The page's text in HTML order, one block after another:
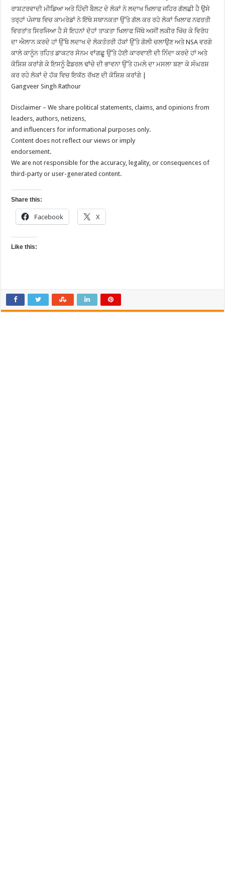
ਰਾਸ਼ਟਰਵਾਦੀ ਮੀਡਿਆ ਅਤੇ ਹਿੰਦੀ ਬੈਲਟ ਦੇ ਲੋਕਾਂ ਨੇ ਲਦਾਖ ਖਿਲਾਫ ਜਹਿਰ ਗੱਲਛੀ ਹੈ ਉਸੇ
ਤਰ੍ਹਾਂ ਪੰਜਾਬ ਵਿਚ ਕਾਮਰੇਡਾਂ ਨੇ ਇੱਥੇ ਸਥਾਨਕਤਾ ਉੱਤੇ ਗੱਲ ਕਰ ਰਹੇ ਲੋਕਾਂ ਖਿਲਾਫ ਨਫਰਤੀ
ਵਿਰਤਾਂਤ ਸਿਰਜਿਆ ਹੈ ਸੋ ਇਹਨਾਂ ਦੋਹਾਂ ਤਾਕਤਾ ਖਿਲਾਫ ਜਿੱਥੇ ਅਸੀਂ ਲਕੀਰ ਖਿੱਚ ਕੇ ਵਿਰੋਧ
ਦਾ ਐਲਾਨ ਕਰਦੇ ਹਾਂ ਉੱਥੇ ਲਦਾਖ ਦੇ ਲੋਕਤੰਤਰੀ ਹੱਕਾਂ ਉੱਤੇ ਗੋਲੀ ਚਲਾਉਣ ਅਤੇ NSA ਵਰਗੇ
ਕਾਲੇ ਕਾਨੂੰਨ ਤਹਿਤ ਡਾਕਟਰ ਸੋਨਮ ਵਾਂਗਛੂ ਉੱਤੇ ਹੋਈ ਕਾਰਵਾਈ ਦੀ ਨਿੰਦਾ ਕਰਦੇ ਹਾਂ ਅਤੇ
ਕੋਸ਼ਿਸ਼ ਕਰਾਂਗੇ ਕੇ ਇਸਨੂੰ ਫੈਡਰਲ ਢਾਂਚੇ ਦੀ ਭਾਵਨਾ ਉੱਤੇ ਹਮਲੇ ਦਾ ਮਸਲਾ ਬਣਾ ਕੇ ਸੰਘਰਸ਼
ਕਰ ਰਹੇ ਲੋਕਾਂ ਦੇ ਹੱਕ ਵਿਚ ਇਕੱਠ ਰੱਖਣ ਦੀ ਕੋਸ਼ਿਸ਼ ਕਰਾਂਗੇ |
Gangveer Singh Rathour
Disclaimer – We share political statements, claims, and opinions from
leaders, authors, netizens,
and influencers for informational purposes only.
Content does not reflect our views or imply
endorsement.
We are not responsible for the accuracy, legality, or consequences of
third-party or user-generated content.
Share this:
Facebook X
Like this: